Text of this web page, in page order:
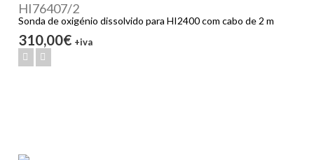
HI76407/2
Sonda de oxigénio dissolvido para HI2400 com cabo de 2 m
310,00€ +iva